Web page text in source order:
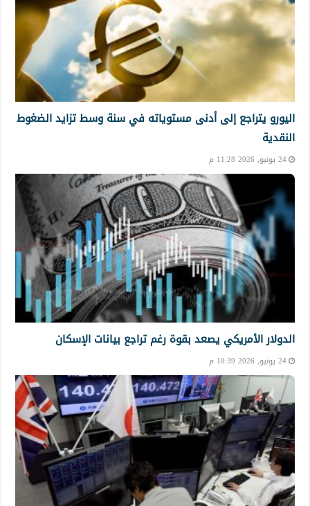
اليورو يتراجع إلى أدنى مستوياته في سنة وسط تزايد الضغوط
النقدية
24 يونيو, 2026 11:28 م
الدولار الأمريكي يصعد بقوة رغم تراجع بيانات الإسكان
24 يونيو, 2026 10:39 م